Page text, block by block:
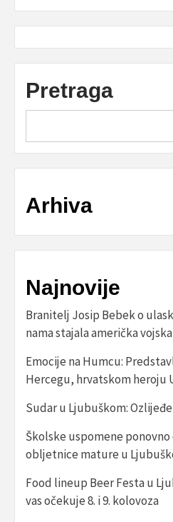
Pretraga
Arhiva
Najnovije
Branitelj Josip Bebek o
nama stajala američka
Emocije na Humcu:
Hercegu, hrvatskom heroju
Sudar u Ljubuškom:
Školske uspomene
obljetnice mature u
Food lineup Beer Festa u
vas očekuje 8. i 9. kolovoza